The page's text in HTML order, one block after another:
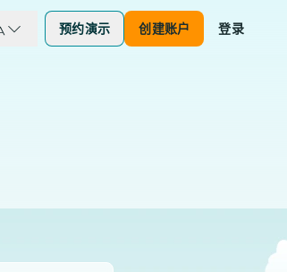
预约演示 创建账户 登录